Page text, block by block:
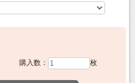
購入数： 枚